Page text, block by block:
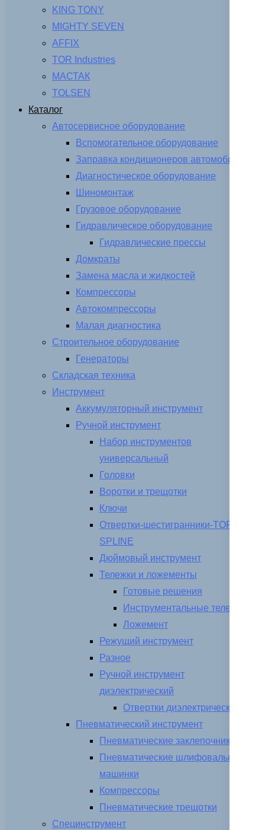
KING TONY
MIGHTY SEVEN
AFFIX
TOR Industries
МАСТАК
TOLSEN
Каталог
Автосервисное оборудование
Вспомогательное оборудование
Заправка кондиционеров автомобиля
Диагностическое оборудование
Шиномонтаж
Грузовое оборудование
Гидравлическое оборудование
Гидравлические прессы
Домкраты
Замена масла и жидкостей
Компрессоры
Автокомпрессоры
Малая диагностика
Строительное оборудование
Генераторы
Складская техника
Инструмент
Аккумуляторный инструмент
Ручной инструмент
Набор инструментов
универсальный
Головки
Воротки и трещотки
Ключи
Отвертки-шестигранники-TORX-
SPLINE
Дюймовый инструмент
Тележки и ложементы
Готовые решения
Инструментальные тележки
Ложемент
Режущий инструмент
Разное
Ручной инструмент
диэлектрический
Отвертки диэлектрические
Пневматический инструмент
Пневматические заклепочники
Пневматические шлифовальные
машинки
Компрессоры
Пневматические трещотки
Специнструмент